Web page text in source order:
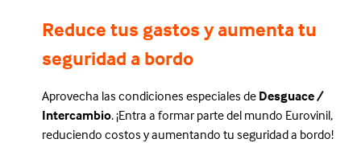
Reduce tus gastos y aumenta tu
seguridad a bordo
Aprovecha las condiciones especiales de Desguace /
Intercambio. ¡Entra a formar parte del mundo Eurovinil,
reduciendo costos y aumentando tu seguridad a bordo!